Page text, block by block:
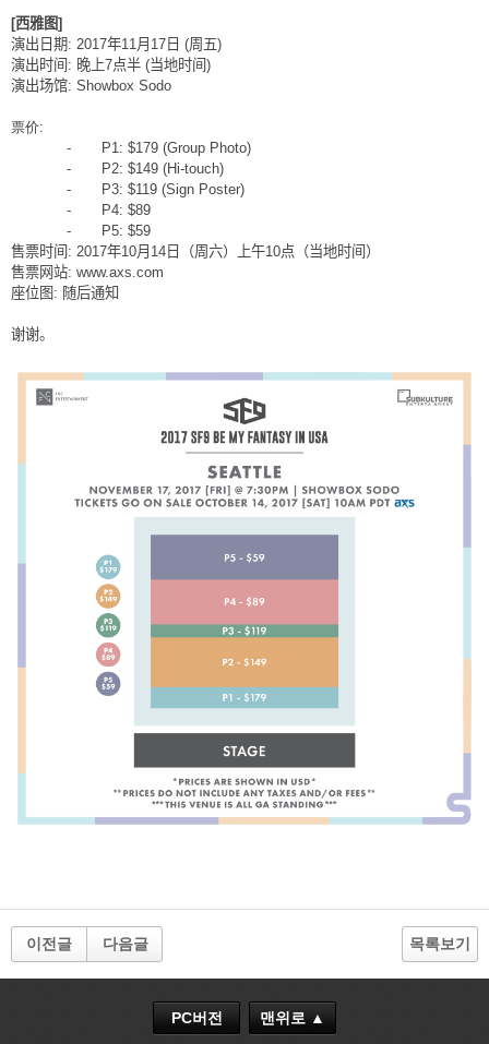
[西雅图]
演出日期: 2017年11 月 17 日 (周五)
演出时间 : 晚上7点半 (当地时间)
演出场馆: Showbox Sodo
票价:
-
P1: $179 (Group Photo)
-
P2: $149 (Hi-touch)
-
P3: $119 (Sign Poster)
-
P4: $89
-
P5: $59
售票时间 : 2017年10月 14 日（周六）上午10点（当地时间）
售票网站: www.axs.com
座位图: 随后通知
谢谢。
이전글 다음글 목록보기
PC버전 맨위로 ▲